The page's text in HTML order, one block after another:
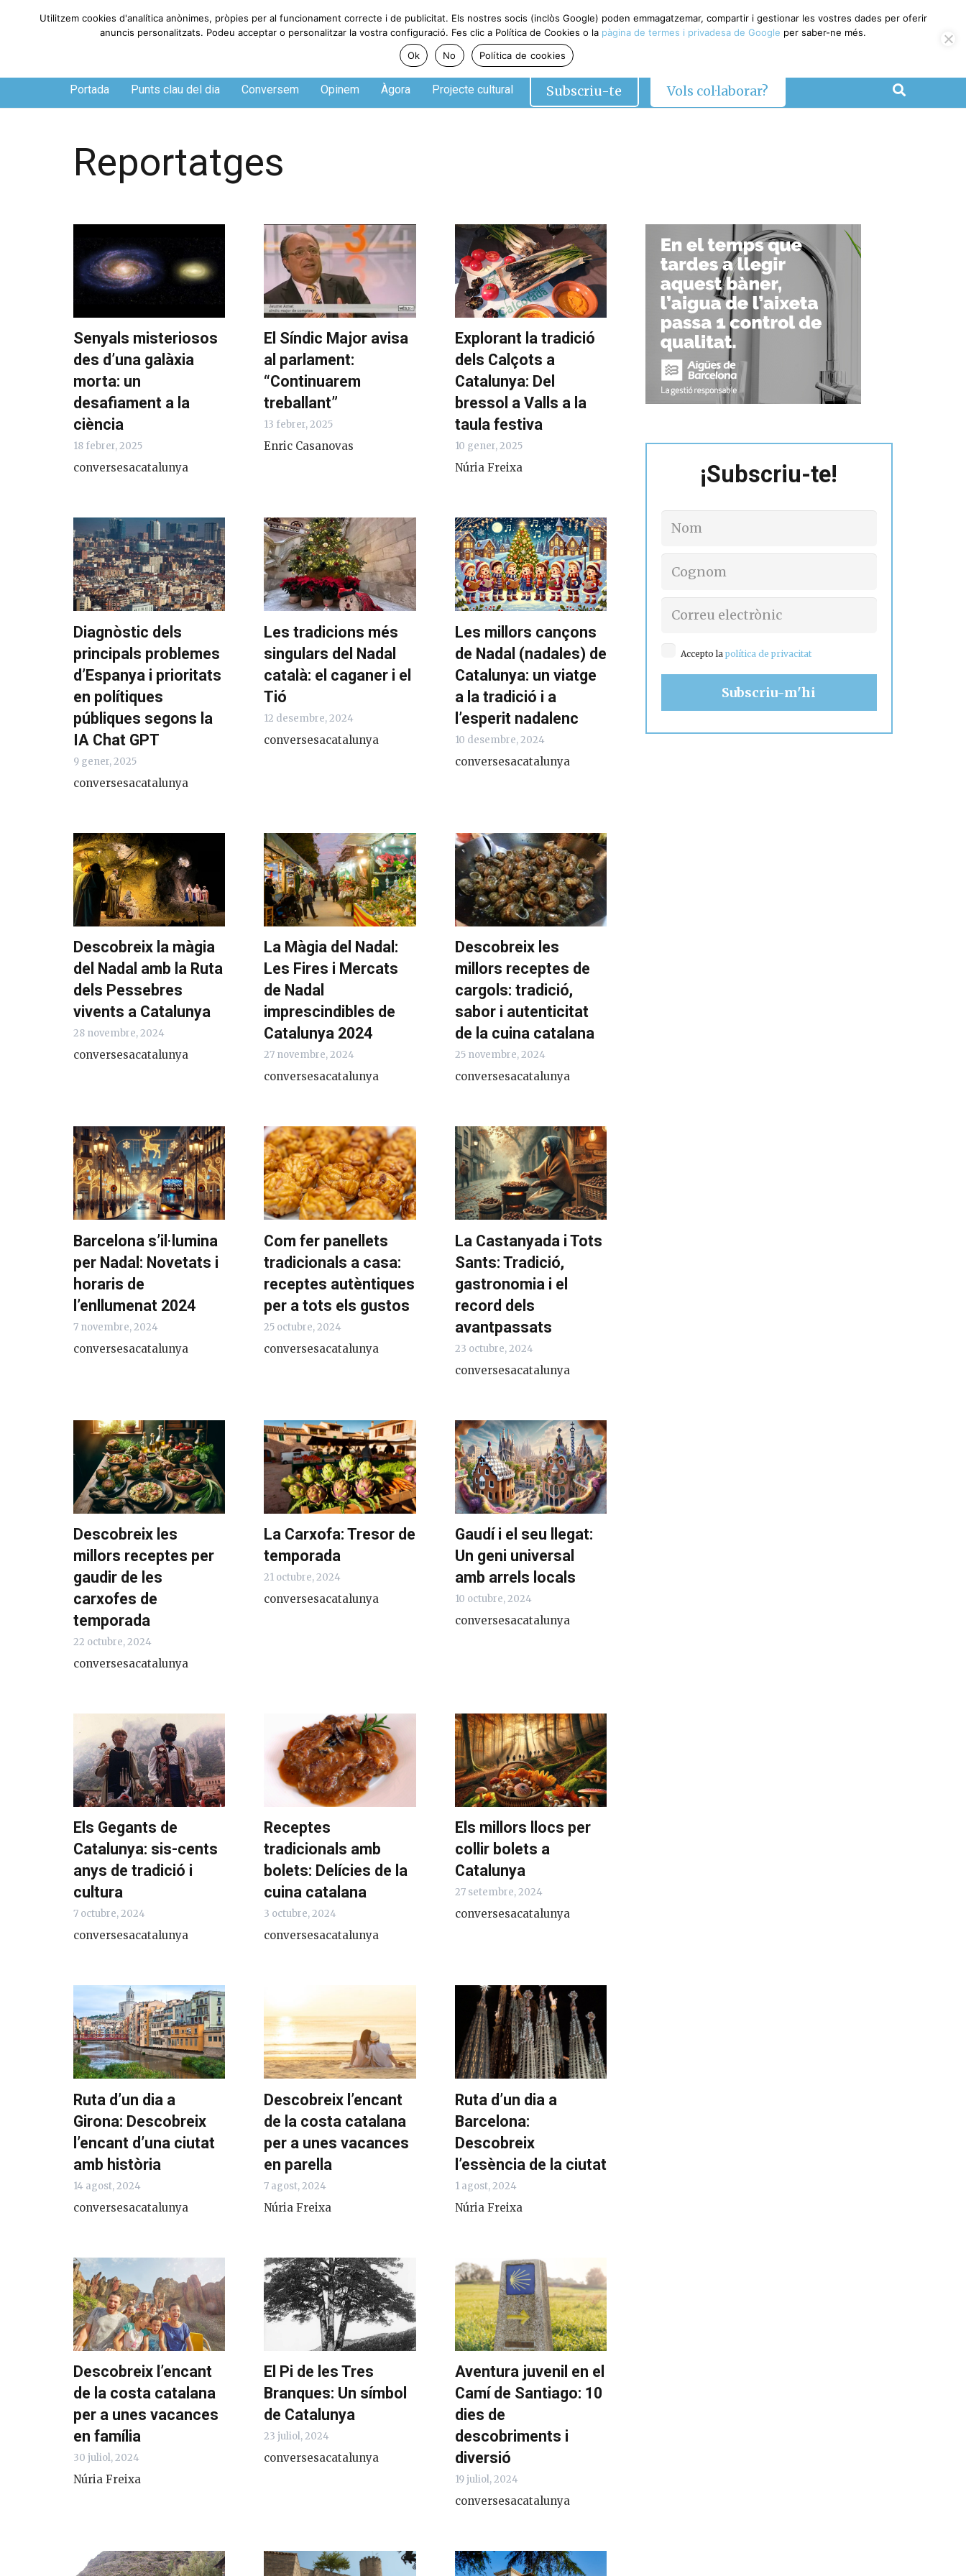
Diumenge, 9 de agosto de 2026
Portada Punts clau del dia Conversem Opinem Àgora Projecte cultural Subscriu-te Vols col·laborar?
Reportatges
Senyals misteriosos
des d’una galàxia
morta: un
desafiament a la
ciència
18 febrer, 2025
conversesacatalunya
El Síndic Major avisa
al parlament:
“Continuarem
treballant”
13 febrer, 2025
Enric Casanovas
Explorant la tradició
dels Calçots a
Catalunya: Del
bressol a Valls a la
taula festiva
10 gener, 2025
Núria Freixa
Diagnòstic dels
principals problemes
d’Espanya i prioritats
en polítiques
públiques segons la
IA Chat GPT
9 gener, 2025
conversesacatalunya
Les tradicions més
singulars del Nadal
català: el caganer i el
Tió
12 desembre, 2024
conversesacatalunya
Les millors cançons
de Nadal (nadales) de
Catalunya: un viatge
a la tradició i a
l’esperit nadalenc
10 desembre, 2024
conversesacatalunya
Descobreix la màgia
del Nadal amb la Ruta
dels Pessebres
vivents a Catalunya
28 novembre, 2024
conversesacatalunya
La Màgia del Nadal:
Les Fires i Mercats
de Nadal
imprescindibles de
Catalunya 2024
27 novembre, 2024
conversesacatalunya
Descobreix les
millors receptes de
cargols: tradició,
sabor i autenticitat
de la cuina catalana
25 novembre, 2024
conversesacatalunya
Barcelona s’il·lumina
per Nadal: Novetats i
horaris de
l’enllumenat 2024
7 novembre, 2024
conversesacatalunya
Com fer panellets
tradicionals a casa:
receptes autèntiques
per a tots els gustos
25 octubre, 2024
conversesacatalunya
La Castanyada i Tots
Sants: Tradició,
gastronomia i el
record dels
avantpassats
23 octubre, 2024
conversesacatalunya
Descobreix les
millors receptes per
gaudir de les
carxofes de
temporada
22 octubre, 2024
conversesacatalunya
La Carxofa: Tresor de
temporada
21 octubre, 2024
conversesacatalunya
Gaudí i el seu llegat:
Un geni universal
amb arrels locals
10 octubre, 2024
conversesacatalunya
Els Gegants de
Catalunya: sis-cents
anys de tradició i
cultura
7 octubre, 2024
conversesacatalunya
Receptes
tradicionals amb
bolets: Delícies de la
cuina catalana
3 octubre, 2024
conversesacatalunya
Els millors llocs per
collir bolets a
Catalunya
27 setembre, 2024
conversesacatalunya
Ruta d’un dia a
Girona: Descobreix
l’encant d’una ciutat
amb història
14 agost, 2024
conversesacatalunya
Descobreix l’encant
de la costa catalana
per a unes vacances
en parella
7 agost, 2024
Núria Freixa
Ruta d’un dia a
Barcelona:
Descobreix
l’essència de la ciutat
1 agost, 2024
Núria Freixa
Descobreix l’encant
de la costa catalana
per a unes vacances
en família
30 juliol, 2024
Núria Freixa
El Pi de les Tres
Branques: Un símbol
de Catalunya
23 juliol, 2024
conversesacatalunya
Aventura juvenil en el
Camí de Santiago: 10
dies de
descobriments i
diversió
19 juliol, 2024
conversesacatalunya
¡Subscriu-te!
Accepto la política de privacitat
Utilitzem cookies d'analítica anònimes, pròpies per al funcionament correcte i de publicitat. Els nostres socis (inclòs Google) poden emmagatzemar, compartir i gestionar les vostres dades per oferir
anuncis personalitzats. Podeu acceptar o personalitzar la vostra configuració. Fes clic a Política de Cookies o la pàgina de termes i privadesa de Google per saber-ne més.
Ok
No Política de cookies